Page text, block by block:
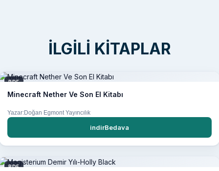
İLGILI KITAPLAR
PDF
Minecraft Nether Ve Son El Kitabı
Yazar:Doğan Egmont Yayıncılık
indirBedava
PDF